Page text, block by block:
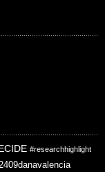
#researchhighlight